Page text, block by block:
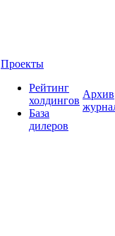
Проекты
Рейтинг
холдингов
База
дилеров
Архив